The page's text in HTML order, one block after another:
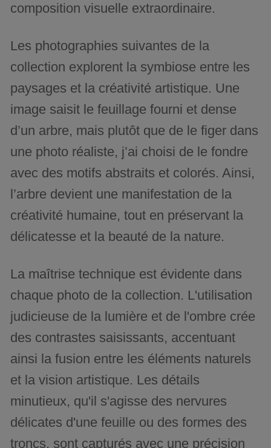
composition visuelle extraordinaire.
Les photographies suivantes de la
collection explorent la symbiose entre les
paysages et la créativité artistique. Une
image saisit le feuillage fourni et dense
d’un arbre, mais plutôt que de le figer dans
une photo réaliste, j’ai choisi de le fondre
avec des motifs abstraits et colorés. Ainsi,
l’arbre devient une manifestation de la
créativité humaine, tout en préservant la
délicatesse et la beauté de la nature.
La maîtrise technique est évidente dans
chaque photo de la collection. L'utilisation
judicieuse de la lumière et de l'ombre crée
des contrastes saisissants, accentuant
ainsi la fusion entre les éléments naturels
et la vision artistique. Les détails
minutieux, qu'il s'agisse des nervures
délicates d'une feuille ou des formes des
troncs, sont capturés avec une précision